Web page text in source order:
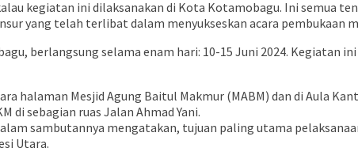
kegiatan ini dilaksanakan di Kota Kotamobagu. Ini semua
yang telah terlibat dalam menyukseskan acara pembukaan
berlangsung selama enam hari: 10-15 Juni 2024.
halaman Mesjid Agung Baitul Makmur (MABM) dan di Aula
di sebagian ruas Jalan Ahmad Yani.
sambutannya mengatakan, tujuan paling utama
Utara.